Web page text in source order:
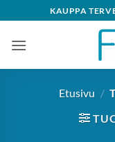
to
content
KAUPPA
Etusivu /